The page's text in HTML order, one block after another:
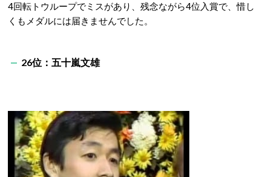
4回転トウループでミスがあり、残念ながら4位入賞で、惜し
くもメダルには届きませんでした。
26位：五十嵐文雄